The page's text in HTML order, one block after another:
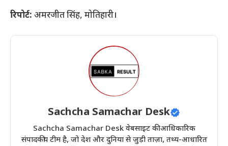
रिपोर्ट: अमरजीत सिंह, मोतिहारी।
Sachcha Samachar Desk
Sachcha Samachar Desk वेबसाइट की आधिकारिक
संपादकीय टीम है, जो देश और दुनिया से जुड़ी ताज़ा, तथ्य-आधारित